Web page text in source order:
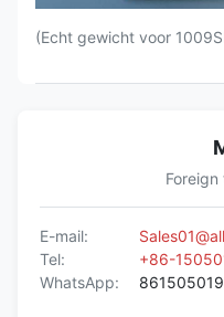
(Echt gewicht voor
E-mail:
Tel:
+86-
WhatsApp: